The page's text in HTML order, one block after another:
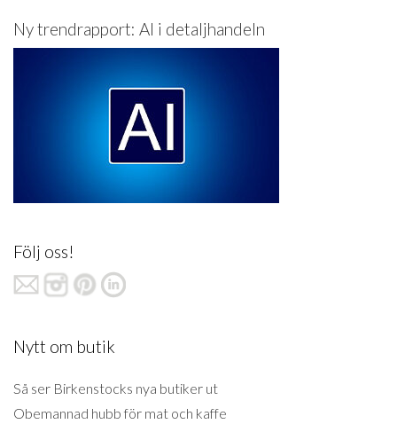
Ny trendrapport: AI i detaljhandeln
Följ oss!
Nytt om butik
Så ser Birkenstocks nya butiker ut
Obemannad hubb för mat och kaffe